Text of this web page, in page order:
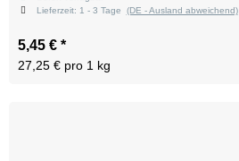
Lieferzeit: 1 - 3 Tage (DE - Ausland abweichend)
5,45 € *
27,25 € pro 1 kg